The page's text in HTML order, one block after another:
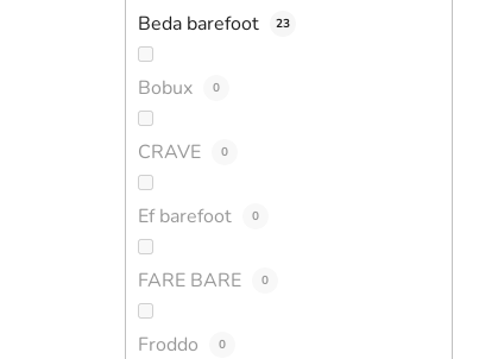
Beda barefoot 23
Bobux 0
CRAVE 0
Ef barefoot 0
FARE BARE 0
Froddo 0